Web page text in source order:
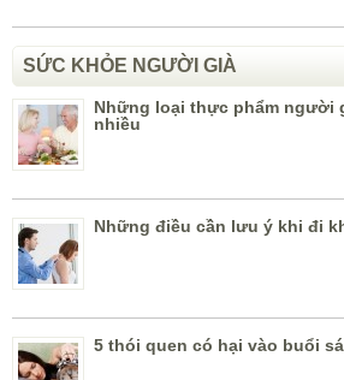
SỨC KHỎE NGƯỜI GIÀ
Những loại thực phẩm người
nhiều
Những điều cần lưu ý khi đi
5 thói quen có hại vào buổi